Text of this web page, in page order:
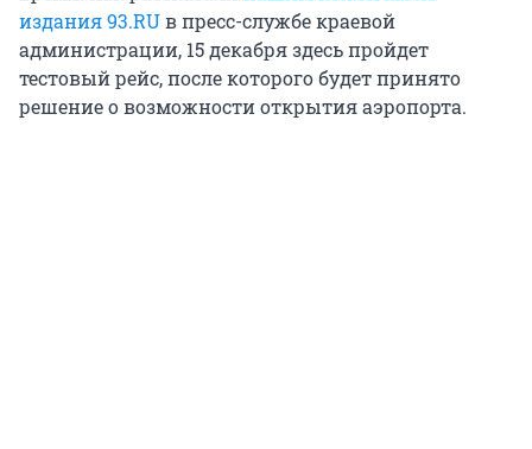
издания 93.RUв пресс-службе краевой
администрации, 15 декабря здесь пройдет
тестовый рейс, после которого будет принято
решение о возможности открытия аэропорта.